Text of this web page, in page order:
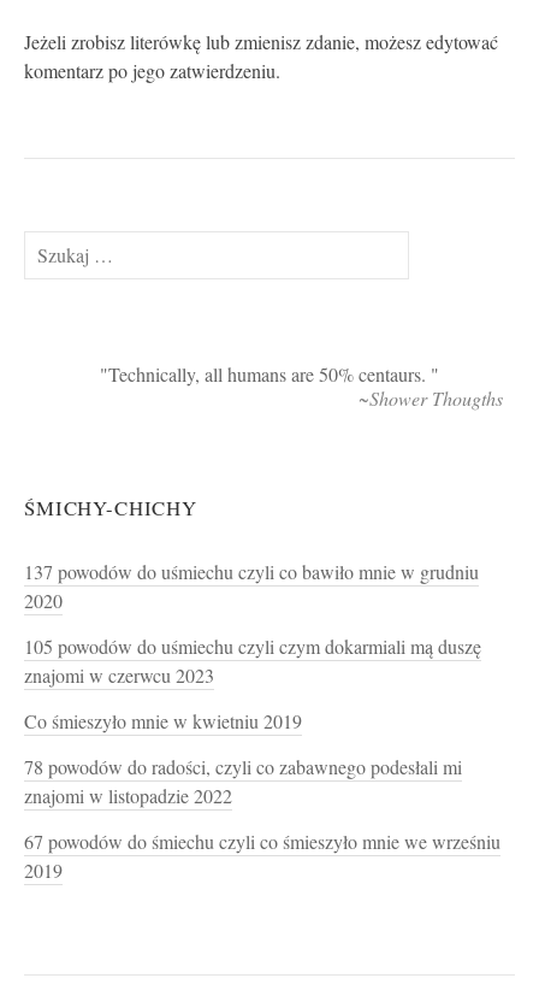
Jeżeli zrobisz literówkę lub zmienisz zdanie, możesz edytować
komentarz po jego zatwierdzeniu.
Szukaj:
Technically, all humans are 50% centaurs.
~Shower Thougths
ŚMICHY-CHICHY
137 powodów do uśmiechu czyli co bawiło mnie w grudniu
2020
105 powodów do uśmiechu czyli czym dokarmiali mą duszę
znajomi w czerwcu 2023
Co śmieszyło mnie w kwietniu 2019
78 powodów do radości, czyli co zabawnego podesłali mi
znajomi w listopadzie 2022
67 powodów do śmiechu czyli co śmieszyło mnie we wrześniu
2019